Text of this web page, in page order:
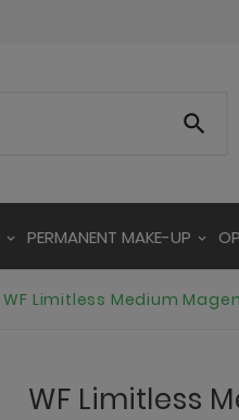

PERMANENT MAKE-UP
WF Limitless Medium
WF Limitless